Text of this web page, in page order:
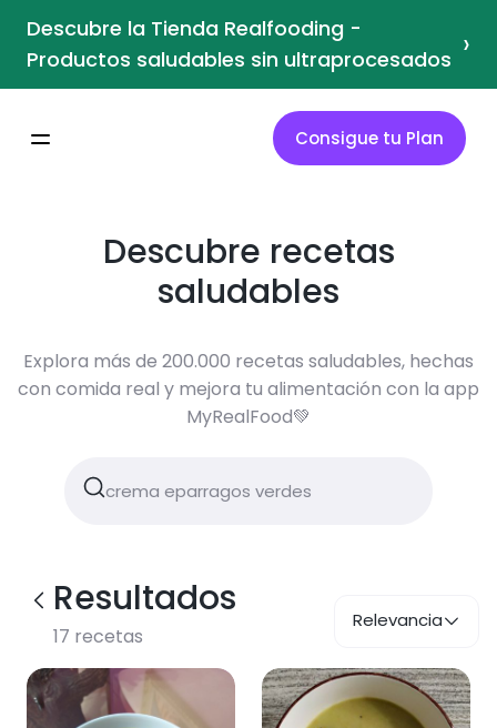
Descubre la Tienda Realfooding -
Productos saludables sin ultraprocesados ›
Consigue tu Plan
Descubre recetas
saludables
Explora más de 200.000 recetas saludables, hechas
con comida real y mejora tu alimentación con la app
MyRealFood💚
Resultados
17 recetas
Relevancia